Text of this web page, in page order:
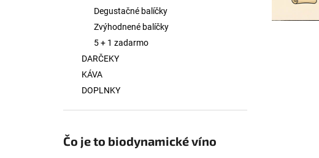
Degustačné balíčky
Zvýhodnené balíčky
5 + 1 zadarmo
DARČEKY
KÁVA
DOPLNKY
Čo je to biodynamické víno